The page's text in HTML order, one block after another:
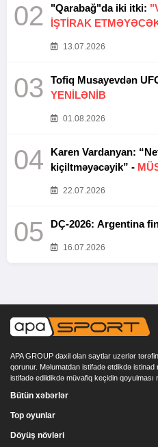
02 "Qarabağ"da iki itki:
İŞTİRAK
13.07.2026
03
YENİLƏNİB
01.08.2026
04
Karen Vardanyan:
kiçiltməyəcəyik” -
22.07.2026
05 DÇ-2026: Argentina
16.07.2026
APA GROUP daxil olan saytlar uzerlər
qorunur. Məlumatdan istifadə etdikdə
istifadə edildikdə müvafiq keçidin qoyulması
Bütün xəbərlər
Top oyunlar
Döyüş növləri